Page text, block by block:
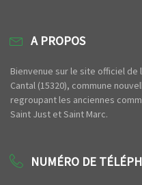
A PROPOS
Bienvenue sur le site officiel de
Cantal (15320), commune
regroupant les anciennes
Saint Just et Saint Marc.
NUMÉRO DE